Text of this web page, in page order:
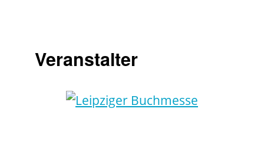
Veranstalter